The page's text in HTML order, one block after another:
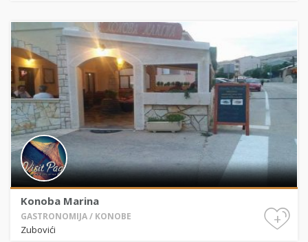
Konoba Marina
GASTRONOMIJA / KONOBE
Zubovići
+